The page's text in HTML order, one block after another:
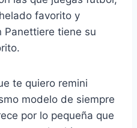
favorito y
Panettiere tiene su
te quiero remini
modelo de siempre
por lo pequeña que